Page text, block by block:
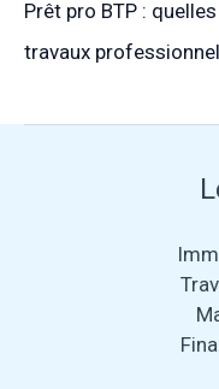
Prêt pro BTP :
travaux